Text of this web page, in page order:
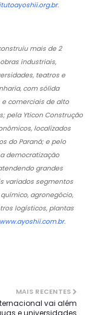
.
mais de 2
industriais,
teatros e
com sólida
comerciais de alto
pela Yticon Construção
localizados
do Paraná; e pelo
democratização
grandes
variados segmentos
agronegócio,
logísticos, plantas
www.ayoshii.com.br.
MAIS RECENTES
vai além